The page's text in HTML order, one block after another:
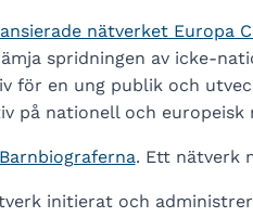
nätverket Europa
spridningen av icke-
för en ung publik och
på nationell och europeisk
. Ett nätverk
initierat och